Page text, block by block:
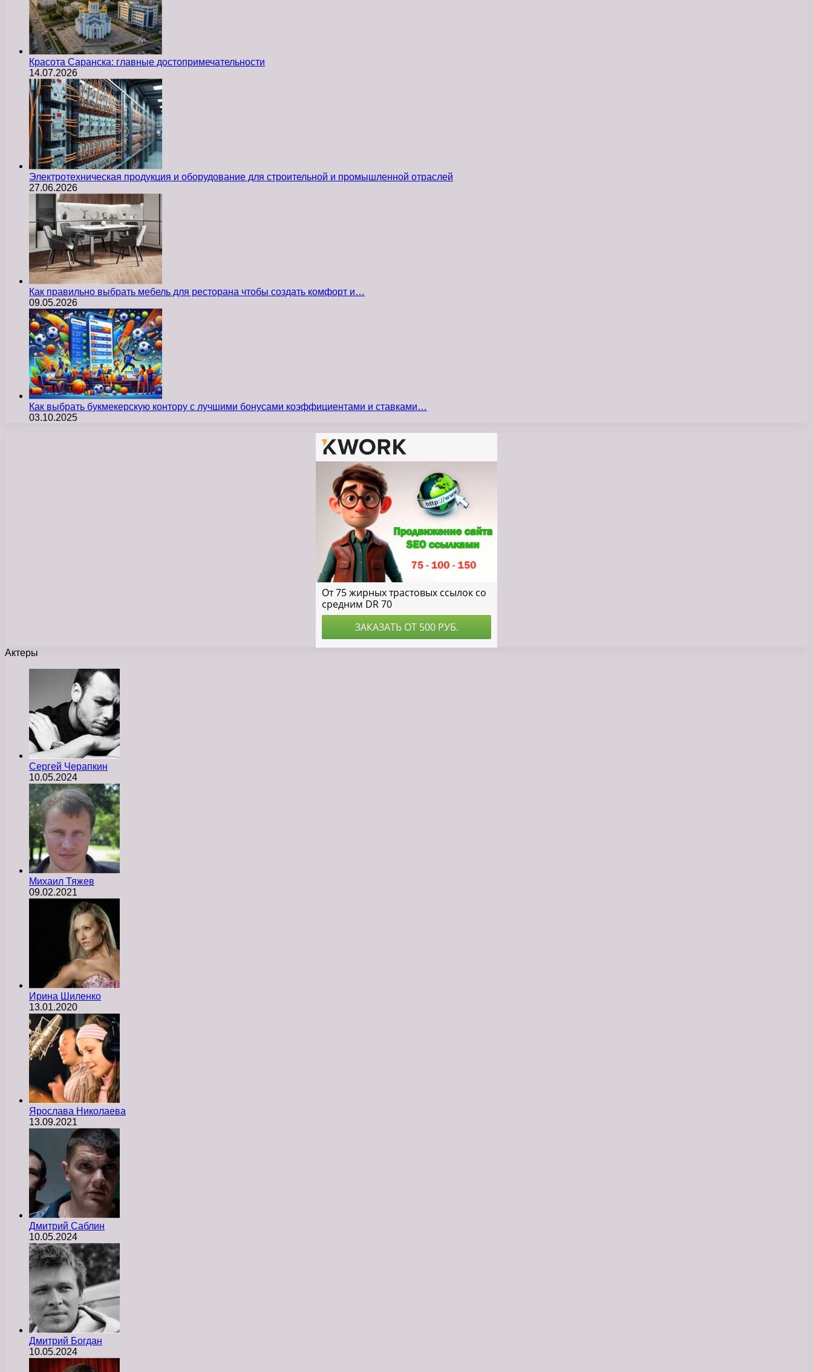
Красота Саранска: главные достопримечательности
14.07.2026
Электротехническая продукция и оборудование для строительной и промышленной отраслей
27.06.2026
Как правильно выбрать мебель для ресторана чтобы создать комфорт и…
09.05.2026
Как выбрать букмекерскую контору с лучшими бонусами коэффициентами и ставками…
03.10.2025
Актеры
Сергей Черапкин
10.05.2024
Михаил Тяжев
09.02.2021
Ирина Шиленко
13.01.2020
Ярослава Николаева
13.09.2021
Дмитрий Саблин
10.05.2024
Дмитрий Богдан
10.05.2024